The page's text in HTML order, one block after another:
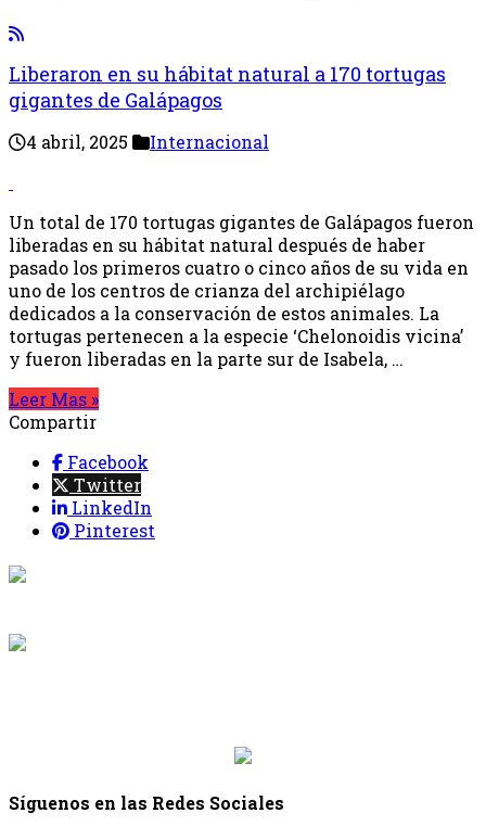
Liberaron en su hábitat natural a 170 tortugas
gigantes de Galápagos
4 abril, 2025 Internacional
Un total de 170 tortugas gigantes de Galápagos fueron
liberadas en su hábitat natural después de haber
pasado los primeros cuatro o cinco años de su vida en
uno de los centros de crianza del archipiélago
dedicados a la conservación de estos animales. La
tortugas pertenecen a la especie ‘Chelonoidis vicina’
y fueron liberadas en la parte sur de Isabela, …
Leer Mas »
Compartir
Facebook
Twitter
LinkedIn
Pinterest
Síguenos en las Redes Sociales